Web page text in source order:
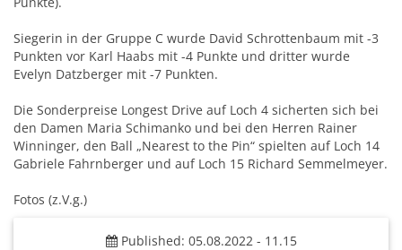
Siegerin in der Gruppe C wurde David Schrottenbaum mit -3
Punkten vor Karl Haabs mit -4 Punkte und dritter wurde
Evelyn Datzberger mit -7 Punkten.
Die Sonderpreise Longest Drive auf Loch 4 sicherten sich bei
den Damen Maria Schimanko und bei den Herren Rainer
Winninger, den Ball „Nearest to the Pin“ spielten auf Loch 14
Gabriele Fahrnberger und auf Loch 15 Richard Semmelmeyer.
Fotos (z.V.g.)
Published: 05.08.2022 - 11.15